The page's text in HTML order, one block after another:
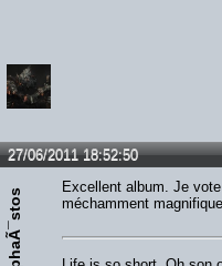
27/06/2011 18:52:50
HephaÃ¯stos
Excellent album. Je
méchamment